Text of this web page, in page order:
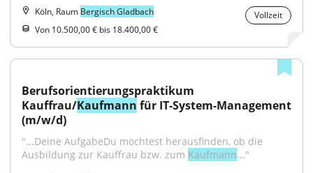
Köln, Raum Bergisch Gladbach
Vollzeit
Von 10.500,00 € bis 18.400,00 €
Berufsorientierungspraktikum
Kauffrau/Kaufmann für IT-System-Management
(m/w/d)
"...Deine AufgabeDu möchtest herausfinden, ob die
Ausbildung zur Kauffrau bzw. zum Kaufmann..."